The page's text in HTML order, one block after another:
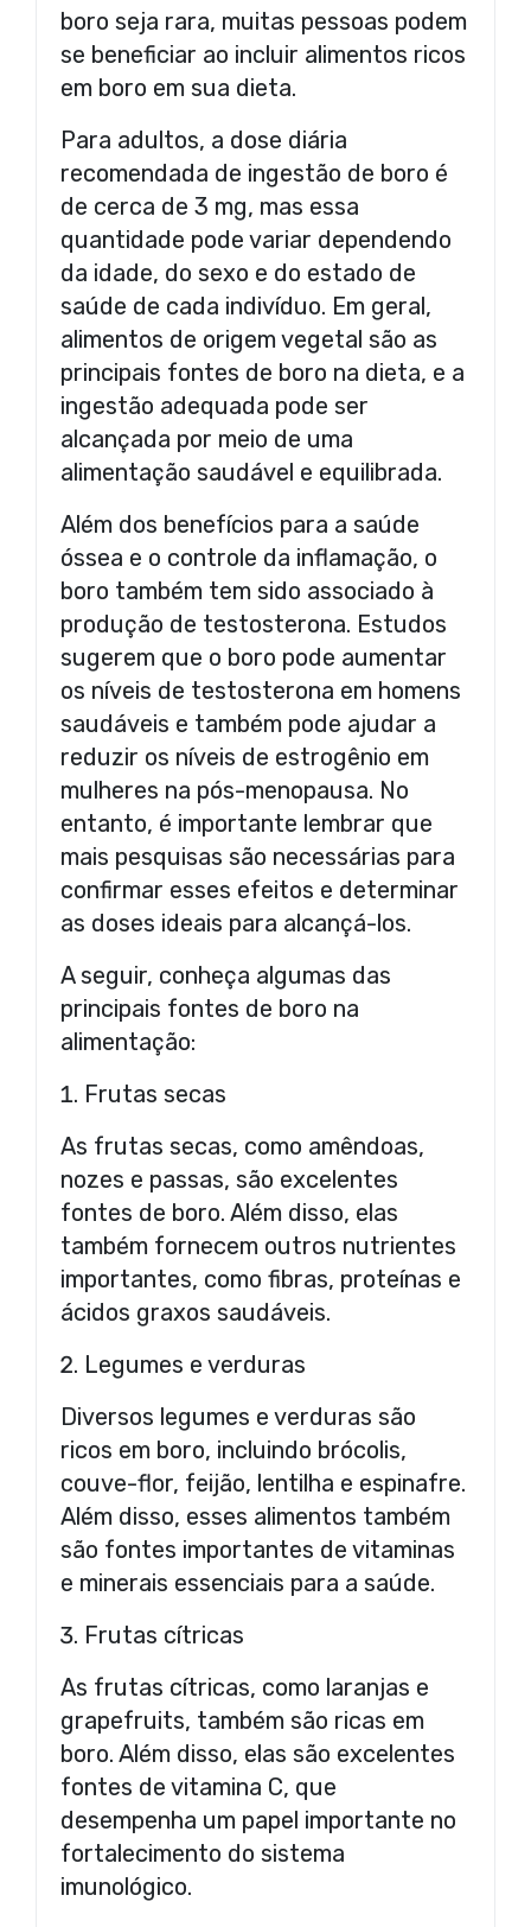
boro seja rara, muitas pessoas podem
se beneficiar ao incluir alimentos ricos
em boro em sua dieta.
Para adultos, a dose diária
recomendada de ingestão de boro é
de cerca de 3 mg, mas essa
quantidade pode variar dependendo
da idade, do sexo e do estado de
saúde de cada indivíduo. Em geral,
alimentos de origem vegetal são as
principais fontes de boro na dieta, e a
ingestão adequada pode ser
alcançada por meio de uma
alimentação saudável e equilibrada.
Além dos benefícios para a saúde
óssea e o controle da inflamação, o
boro também tem sido associado à
produção de testosterona. Estudos
sugerem que o boro pode aumentar
os níveis de testosterona em homens
saudáveis e também pode ajudar a
reduzir os níveis de estrogênio em
mulheres na pós-menopausa. No
entanto, é importante lembrar que
mais pesquisas são necessárias para
confirmar esses efeitos e determinar
as doses ideais para alcançá-los.
A seguir, conheça algumas das
principais fontes de boro na
alimentação:
Frutas secas
As frutas secas, como amêndoas,
nozes e passas, são excelentes
fontes de boro. Além disso, elas
também fornecem outros nutrientes
importantes, como fibras, proteínas e
ácidos graxos saudáveis.
Legumes e verduras
Diversos legumes e verduras são
ricos em boro, incluindo brócolis,
couve-flor, feijão, lentilha e espinafre.
Além disso, esses alimentos também
são fontes importantes de vitaminas
e minerais essenciais para a saúde.
Frutas cítricas
As frutas cítricas, como laranjas e
grapefruits, também são ricas em
boro. Além disso, elas são excelentes
fontes de vitamina C, que
desempenha um papel importante no
fortalecimento do sistema
imunológico.